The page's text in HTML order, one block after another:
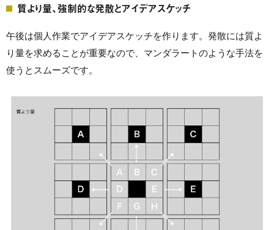
質より量、強制的な発散とアイデアスケッチ
午後は個人作業でアイデアスケッチを作ります。発散には質よ
り量を求めることが重要なので、マンダラートのような手法を
使うとスムーズです。